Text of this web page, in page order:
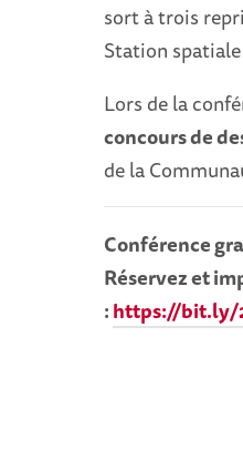
sort à trois
Station
Lors de la
concours de
de la
Conférence
Réservez et
:https://bit.ly/